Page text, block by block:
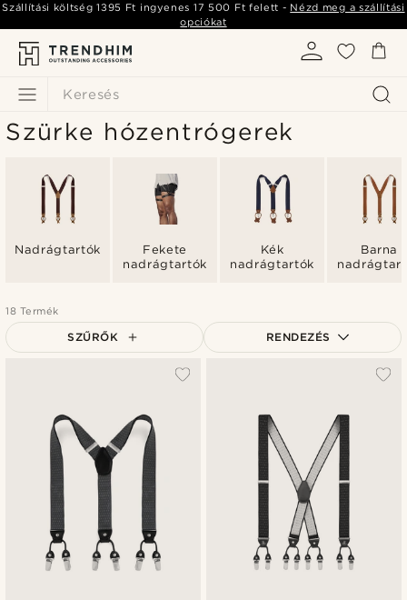
Keresés
Szállítási költség1395 Ft ingyenes 17 500 Ft felett - Nézd meg a szállítási
opciókat
Szürke hózentrógerek
Nadrágtartók
Fekete
nadrágtartók
Kék
nadrágtartók
Barna
18 Termék
SZŰRŐK RENDEZÉS
Legalacsonyabb ár
Legmagasabb ár